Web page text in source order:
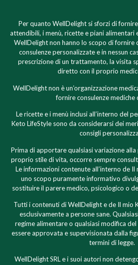
Per quanto WellDelight si sforzi di
attendibili, i menù, ricette e piani
WellDelight non hanno lo scopo di fornire
consulenze personalizzate e in nessun
prescrizione di un trattamento, la visita
diretto con il proprio
WellDelight non è un’organizzazione
fornire consulenze mediche
Le ricette e i menù inclusi all’interno del
Keto LifeStyle sono da considerarsi dei
consigli
Prima di apportare qualsiasi variazione
proprio stile di vita, occorre sempre
Le informazioni contenute all’interno de Il
uno scopo puramente informativo
sostituire il parere medico, psicologico o
Tutti i contenuti di WellDelight e de Il mio
esclusivamente a persone sane.
regime alimentare o qualsiasi modifica
essere approvata e supervisionata dalla
termini di legge.
WellDelight SRL e i suoi autori non